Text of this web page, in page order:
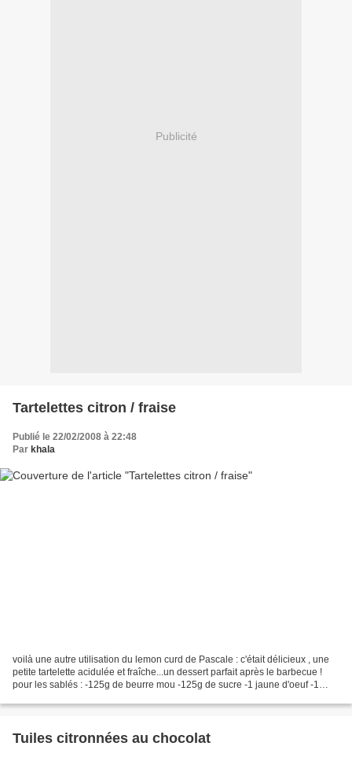
Publicité
Tartelettes citron / fraise
Publié le 22/02/2008 à 22:48
Par khala
voilà une autre utilisation du lemon curd de Pascale : c'était délicieux , une
petite tartelette acidulée et fraîche...un dessert parfait après le barbecue !
pour les sablés : -125g de beurre mou -125g de sucre -1 jaune d'oeuf -1
Tuiles citronnées au chocolat